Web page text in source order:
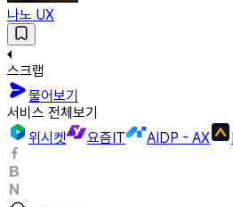
나노 UX
스크랩
물어보기
서비스 전체보기
위시켓
요즘IT AIDP - AX